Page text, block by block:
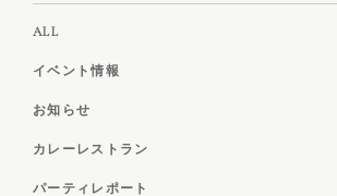
ALL
イベント情報
お知らせ
カレーレストラン
パーティレポート